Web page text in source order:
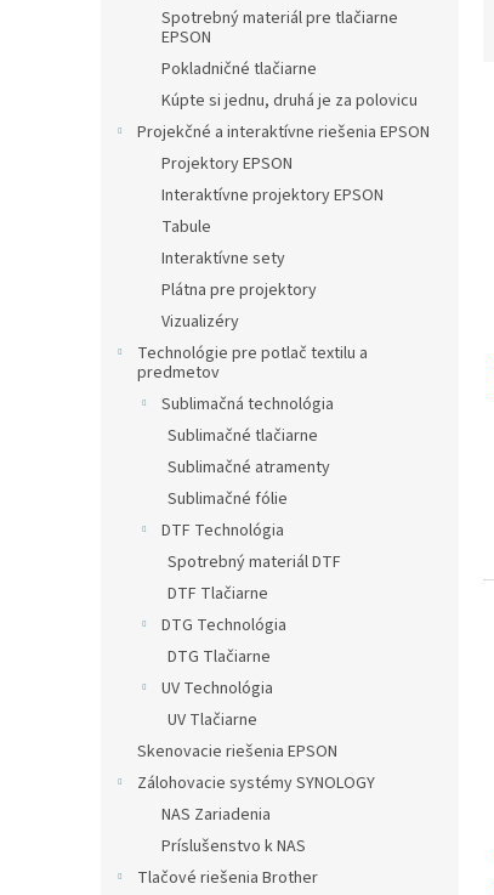
Spotrebný materiál pre tlačiarne
EPSON
Pokladničné tlačiarne
Kúpte si jednu, druhá je za polovicu
Projekčné a interaktívne riešenia EPSON
Projektory EPSON
Interaktívne projektory EPSON
Tabule
Interaktívne sety
Plátna pre projektory
Vizualizéry
Technológie pre potlač textilu a
predmetov
Sublimačná technológia
Sublimačné tlačiarne
Sublimačné atramenty
Sublimačné fólie
DTF Technológia
Spotrebný materiál DTF
DTF Tlačiarne
DTG Technológia
DTG Tlačiarne
UV Technológia
UV Tlačiarne
Skenovacie riešenia EPSON
Zálohovacie systémy SYNOLOGY
NAS Zariadenia
Príslušenstvo k NAS
Tlačové riešenia Brother